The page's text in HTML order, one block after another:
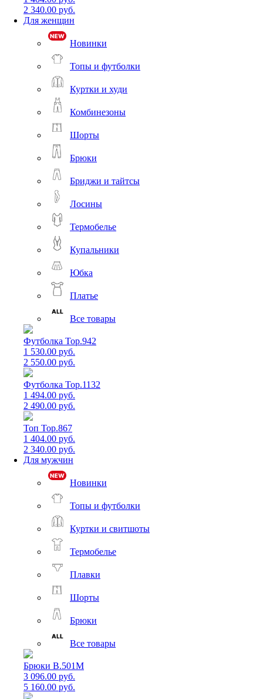
2 340.00 руб.
Для женщин
Новинки
Топы и футболки
Куртки и худи
Комбинезоны
Шорты
Брюки
Бриджи и тайтсы
Лосины
Термобелье
Купальники
Юбка
Платье
Все товары
Футболка Top.942
1 530.00 руб.
2 550.00 руб.
Футболка Top.1132
1 494.00 руб.
2 490.00 руб.
Топ Top.867
1 404.00 руб.
2 340.00 руб.
Для мужчин
Новинки
Топы и футболки
Куртки и свитшоты
Термобелье
Плавки
Шорты
Брюки
Все товары
Брюки B.501M
3 096.00 руб.
5 160.00 руб.